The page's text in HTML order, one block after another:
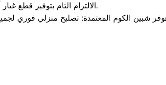
الالتزام التام بتوفير قطع غيار أصلية بضمان معتمد، لنضمن لك عودة جهازك للعمل بأعلى كفاءة وأقل استهلاك للطاقة.